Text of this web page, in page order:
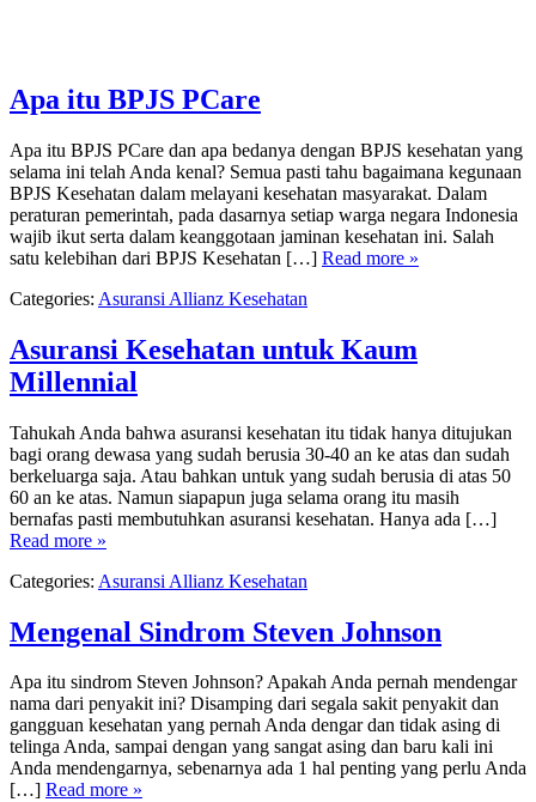
Apa itu BPJS PCare
Apa itu BPJS PCare dan apa bedanya dengan BPJS kesehatan yang
selama ini telah Anda kenal? Semua pasti tahu bagaimana kegunaan
BPJS Kesehatan dalam melayani kesehatan masyarakat. Dalam
peraturan pemerintah, pada dasarnya setiap warga negara Indonesia
wajib ikut serta dalam keanggotaan jaminan kesehatan ini. Salah
satu kelebihan dari BPJS Kesehatan […] Read more »
Categories: Asuransi Allianz Kesehatan
Asuransi Kesehatan untuk Kaum
Millennial
Tahukah Anda bahwa asuransi kesehatan itu tidak hanya ditujukan
bagi orang dewasa yang sudah berusia 30-40 an ke atas dan sudah
berkeluarga saja. Atau bahkan untuk yang sudah berusia di atas 50
60 an ke atas. Namun siapapun juga selama orang itu masih
bernafas pasti membutuhkan asuransi kesehatan. Hanya ada […]
Read more »
Categories: Asuransi Allianz Kesehatan
Mengenal Sindrom Steven Johnson
Apa itu sindrom Steven Johnson? Apakah Anda pernah mendengar
nama dari penyakit ini? Disamping dari segala sakit penyakit dan
gangguan kesehatan yang pernah Anda dengar dan tidak asing di
telinga Anda, sampai dengan yang sangat asing dan baru kali ini
Anda mendengarnya, sebenarnya ada 1 hal penting yang perlu Anda
[…] Read more »